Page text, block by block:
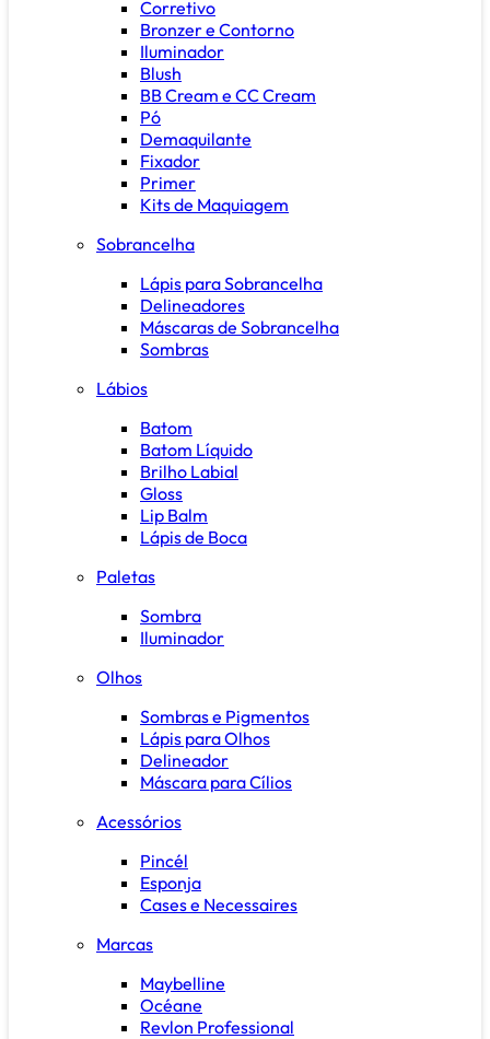
Corretivo
Bronzer e Contorno
Iluminador
Blush
BB Cream e CC Cream
Pó
Demaquilante
Fixador
Primer
Kits de Maquiagem
Sobrancelha
Lápis para Sobrancelha
Delineadores
Máscaras de Sobrancelha
Sombras
Lábios
Batom
Batom Líquido
Brilho Labial
Gloss
Lip Balm
Lápis de Boca
Paletas
Sombra
Iluminador
Olhos
Sombras e Pigmentos
Lápis para Olhos
Delineador
Máscara para Cílios
Acessórios
Pincél
Esponja
Cases e Necessaires
Marcas
Maybelline
Océane
Revlon Professional